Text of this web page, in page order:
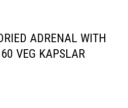
ADRENAL WITH
VEG KAPSLAR